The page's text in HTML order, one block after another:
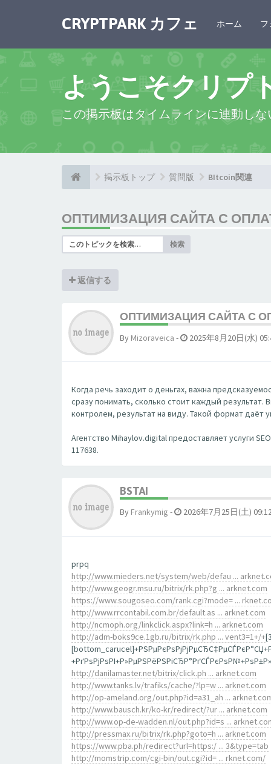
CRYPTPARK カフェ ホーム フ
ようこそクリプ
この掲示板はタイムラインに連動し
掲示板トップ 質問版 BItcoin関連
ОПТИМИЗАЦИЯ САЙТА С
検索
返信する
ОПТИМИЗАЦИЯ САЙТА С
By Mizoraveica - 2025年8月20日(水)
Когда речь заходит о деньгах, важна
сразу понимать, сколько стоит каждый
контролем, результат на виду. Такой формат даёт
Агентство Mihaylov.digital предоставляет услуги
117638.
BSTAI
By Frankymig - 2026年7月25日(土)
prpq
http://www.mieders.net/system/web/defau ...
http://www.geogr.msu.ru/bitrix/rk.php?g ... arknet.com
https://www.sougoseo.com/rank.cgi?mode= ...
http://www.rrcontabil.com.br/default.as ... arknet.com
http://ncmoph.org/linkclick.aspx?link=h ... arknet.com
http://adm-boks9ce.1gb.ru/bitrix/rk.php ... vent3=1+/+
http://danilamaster.net/bitrix/click.ph ... arknet.com
http://www.tanks.lv/trafiks/cache/?lp=w ... arknet.com
http://op-ameland.org/out.php?id=a31_ah ...
http://www.bausch.kr/ko-kr/redirect/?ur ... arknet.com
http://www.op-de-wadden.nl/out.php?id=s ...
http://pressmax.ru/bitrix/rk.php?goto=h ... arknet.com
https://www.pba.ph/redirect?url=https:/ ... 3&type=tab
http://momstrip.com/cgi-bin/out.cgi?id= ... rknet.com/